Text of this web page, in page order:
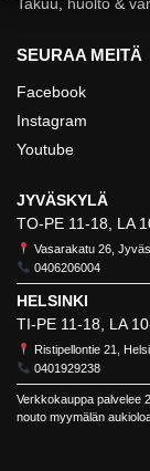
SEURAA MEITÄ
Facebook
Instagram
Youtube
JYVÄSKYLÄ
TO-PE 11-18, LA
Vasarakatu 26,
0406206004
HELSINKI
TI-PE 11-18, LA
Ristipellontie 21,
0401929238
Verkkokauppa palvelee
nouto myymälän